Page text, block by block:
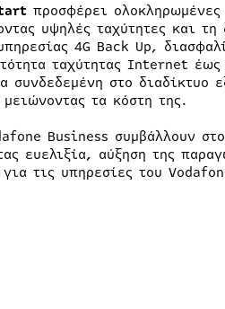
προσφέρει
υψηλές ταχύτητες και τη
4G Back Up,
ταχύτητας Internet έως
συνδεδεμένη στο διαδίκτυο
τα κόστη της.
Business συμβάλλουν
ευελιξία, αύξηση της
τις υπηρεσίες του